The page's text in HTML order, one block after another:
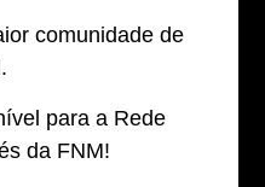
comunidade de
para a Rede
da FNM!